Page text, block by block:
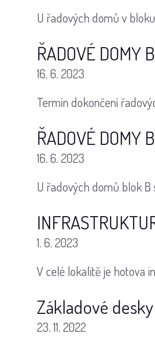
U řadových domů v
ŘADOVÉ DOMY
16. 6. 2023
Termín dokončení
ŘADOVÉ DOMY
16. 6. 2023
U řadových domů blok
1. 6. 2023
V celé lokalitě je hotova
Základové
23. 11. 2022